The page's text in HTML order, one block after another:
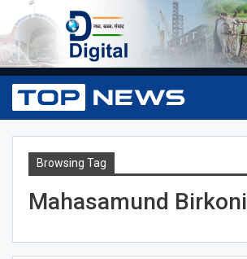
Browsing Tag
Mahasamund Birkoni